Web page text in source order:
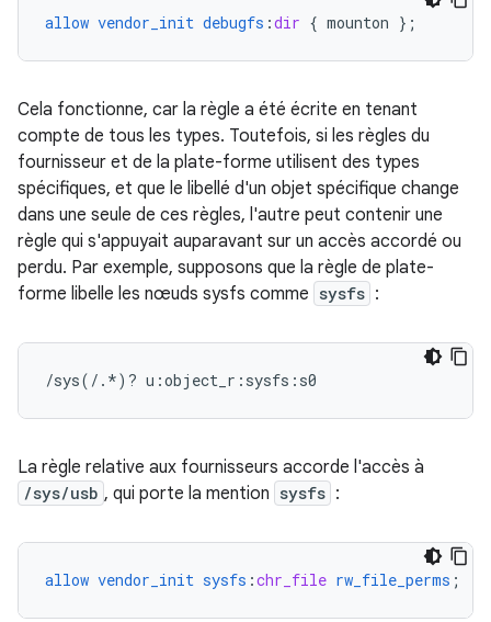
allow vendor_init debugfs :dir { mounton } ;
Cela fonctionne, car la règle a été écrite en tenant
compte de tous les types. Toutefois, si les règles du
fournisseur et de la plate-forme utilisent des types
spécifiques, et que le libellé d'un objet spécifique change
dans une seule de ces règles, l'autre peut contenir une
règle qui s'appuyait auparavant sur un accès accordé ou
perdu. Par exemple, supposons que la règle de plate-
forme libelle les nœuds sysfs comme sysfs :
/sys(/.*)? u:object_r:sysfs:s0
La règle relative aux fournisseurs accorde l'accès à
/sys/usb , qui porte la mention sysfs :
allow vendor_init sysfs :chr_file rw_file_perms ;